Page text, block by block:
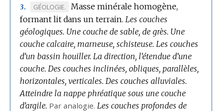
3.
MARQUE
DE
DOMAINE
:
GÉOLOGIE.
Masse minérale homogène,
formant lit dans un terrain. Les couches
géologiques. Une couche de sable, de grès. Une
couche calcaire, marneuse, schisteuse. Les couches
d’un bassin houiller. La direction, l’étendue d’une
couche. Des couches inclinées, obliques, parallèles,
horizontales, verticales. Des couches alluviales.
Atteindre la nappe phréatique sous une couche
d’argile. Par analogie. Les couches profondes de